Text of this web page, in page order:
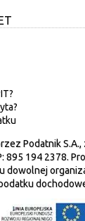
Podatnik
895 194 2378.
dowolnej